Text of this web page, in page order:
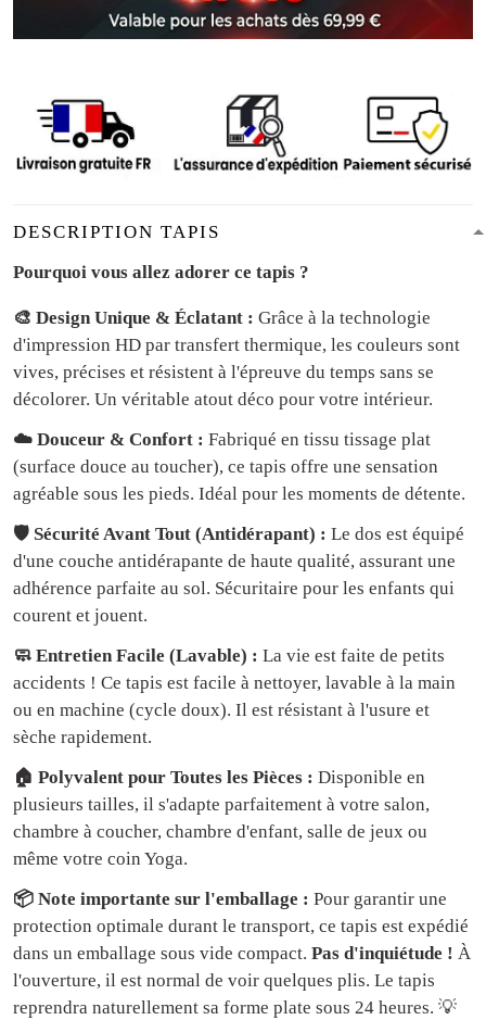
DESCRIPTION TAPIS
Pourquoi vous allez adorer ce tapis ?
🎨 Design Unique & Éclatant : Grâce à la technologie
d'impression HD par transfert thermique, les couleurs sont
vives, précises et résistent à l'épreuve du temps sans se
décolorer. Un véritable atout déco pour votre intérieur.
☁️ Douceur & Confort : Fabriqué en tissu tissage plat
(surface douce au toucher), ce tapis offre une sensation
agréable sous les pieds. Idéal pour les moments de détente.
🛡️ Sécurité Avant Tout (Antidérapant) : Le dos est équipé
d'une couche antidérapante de haute qualité, assurant une
adhérence parfaite au sol. Sécuritaire pour les enfants qui
courent et jouent.
🧼 Entretien Facile (Lavable) : La vie est faite de petits
accidents ! Ce tapis est facile à nettoyer, lavable à la main
ou en machine (cycle doux). Il est résistant à l'usure et
sèche rapidement.
🏠 Polyvalent pour Toutes les Pièces : Disponible en
plusieurs tailles, il s'adapte parfaitement à votre salon,
chambre à coucher, chambre d'enfant, salle de jeux ou
même votre coin Yoga.
📦 Note importante sur l'emballage : Pour garantir une
protection optimale durant le transport, ce tapis est expédié
dans un emballage sous vide compact. Pas d'inquiétude ! À
l'ouverture, il est normal de voir quelques plis. Le tapis
reprendra naturellement sa forme plate sous 24 heures. 💡